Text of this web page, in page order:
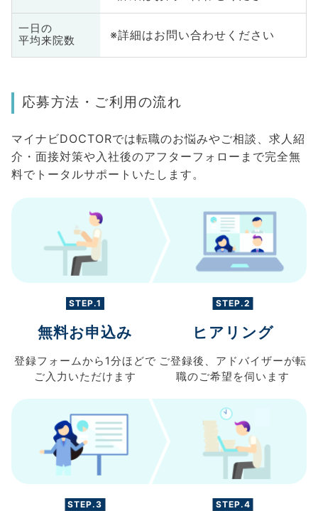
一日の
平均来院数
※詳細はお問い合わせください
応募方法・ご利用の流れ
マイナビDOCTORでは転職のお悩みやご相談、求人紹
介・面接対策や入社後のアフターフォローまで完全無
料でトータルサポートいたします。
STEP.1
無料お申込み
登録フォームから 1分ほどで
ご入力 いただけます
STEP.2
ヒアリング
ご登録後、 アドバイザーが転
職のご希望を伺います
STEP.3 STEP.4